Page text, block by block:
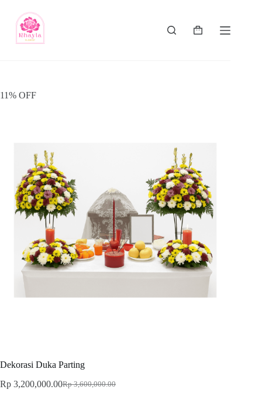
11% OFF
Dekorasi Duka Parting
Rp3,600,000.00
Rp 3,200,000.00